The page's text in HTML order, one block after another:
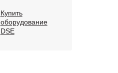
Купить
оборудование
DSE